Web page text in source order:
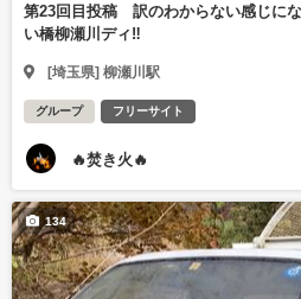
第23回目投稿 訳のわからない感じに
い橋柳瀬川ディ‼️
[埼玉県] 柳瀬川駅
グループ フリーサイト
🔥焚き火🔥
134